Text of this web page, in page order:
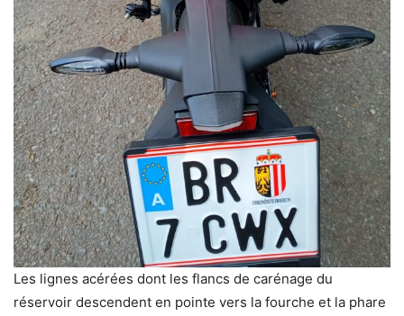
Les lignes acérées dont les flancs de carénage du
réservoir descendent en pointe vers la fourche et la phare